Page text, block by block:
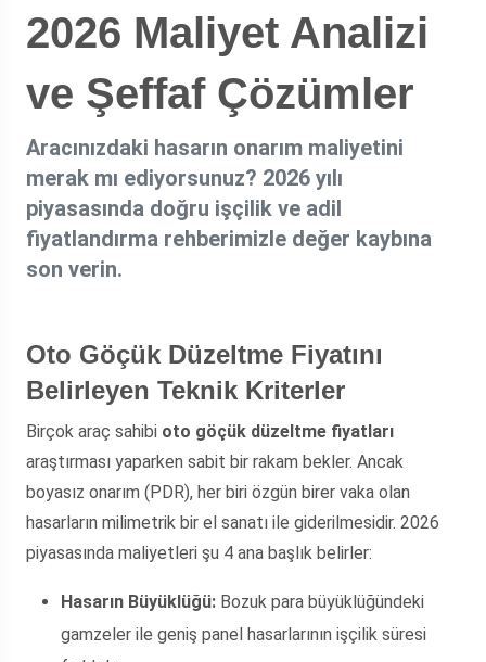
2026 Maliyet Analizi
ve Şeffaf Çözümler
Aracınızdaki hasarın onarım maliyetini
merak mı ediyorsunuz? 2026 yılı
piyasasında doğru işçilik ve adil
fiyatlandırma rehberimizle değer kaybına
son verin.
Oto Göçük Düzeltme Fiyatını
Belirleyen Teknik Kriterler
Birçok araç sahibi oto göçük düzeltme fiyatları
araştırması yaparken sabit bir rakam bekler. Ancak
boyasız onarım (PDR), her biri özgün birer vaka olan
hasarların milimetrik bir el sanatı ile giderilmesidir. 2026
piyasasında maliyetleri şu 4 ana başlık belirler:
Hasarın Büyüklüğü: Bozuk para büyüklüğündeki
gamzeler ile geniş panel hasarlarının işçilik süresi